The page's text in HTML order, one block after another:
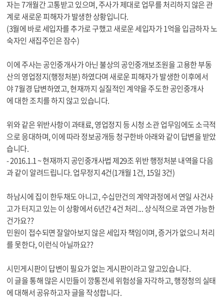
자는 7개월간 고통받고 있으며, 주사가 제대로 업무를 처리하지 않은 관
계로 새로운 피해자가 발생한 상황입니다.
(3월에 바로 세입자를 추가로 구했고 새로운 세입자가 1억을 입금하자 노
숙자인 새집주인은 잠수)
이에 주사는 공인중개사가 아닌 불상의 공인중개보조원을 고용한 부동
산의 영업정지(행정처분) 하였다며 새로운 피해자가 발생한 이후에서
야 7월경 답변하였고, 현재까지 실질적인 계약을 주도한 공인중개사
에 대한 조치를 하지 않고 있습니다.
위와 같은 위반사항이 과태료, 영업정지 등 시청 소관 업무임에도 소극적
으로 응대하며, 이에 따라 정보공개등 청구한바 아래와 같이 답변을 받았
습니다.
- 2016.1.1 ~ 현재까지 공인중개사법 제29조 위반 행정처분 내역을 다음
과 같이 알려드립니다. 업무정지 4건(1개월 1건, 15일 3건)
하남시에 집이 한두채도 아니고, 수십만건의 계약과정에서 연일 사건사
고가 터지고 있는 이 상황에서 6년간 4건 처리... 상식적으로 과연 가능한
건가요??
민원이 접수되면 잘알아보지 않은 세입자 책임이며, 증거가 없으니 처리
를 못한다, 이런식 아닐까요??
시민게시판이 답변이 필요가 없는 게시판이라고 알고있습니다.
이 글을 통해 많은 시민들이 깡통전세 위험성을 자각하고, 행정청의 실태
에 대해서 공유하고자 글을 작성합니다.